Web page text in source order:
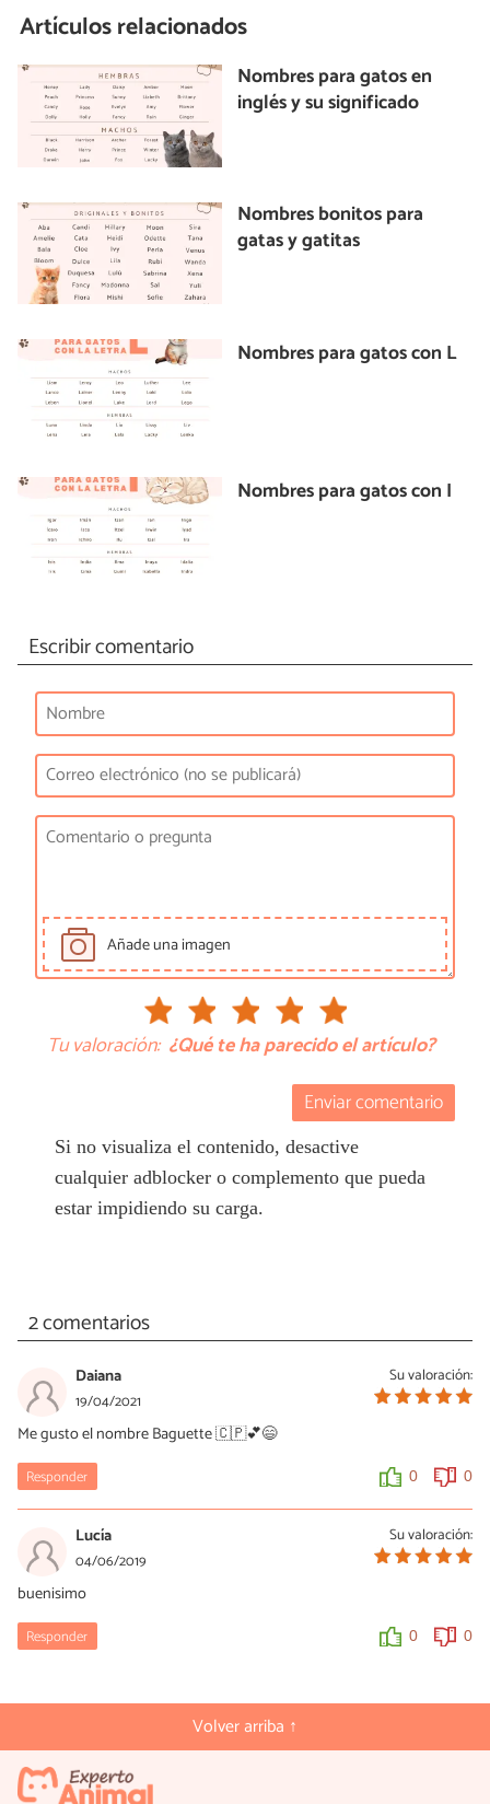
Artículos relacionados
Nombres para gatos en
inglés y su significado
Nombres bonitos para
gatas y gatitas
Nombres para gatos con L
Nombres para gatos con I
Escribir comentario
Añade una imagen
Tu valoración: ¿Qué te ha parecido el artículo?
Enviar comentario
Si no visualiza el contenido, desactive
cualquier adblocker o complemento que pueda
estar impidiendo su carga.
2 comentarios
Su valoración:
Daiana
19/04/2021
Me gusto el nombre Baguette 🇨🇵💕😄
Responder 0 0
Su valoración:
Lucía
04/06/2019
buenisimo
Responder 0 0
Volver arriba ↑